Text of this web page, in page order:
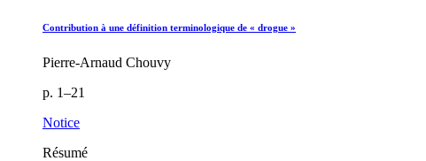
Contribution à une définition terminologique de « drogue »
Pierre-Arnaud Chouvy
p. 1–21
Notice
Résumé